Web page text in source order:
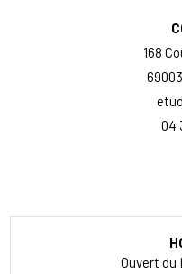
168
04
Ouvert du